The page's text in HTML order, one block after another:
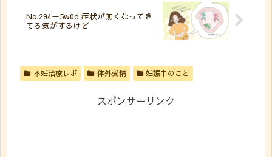
No.294ー5w0d 症状が無くなってき
てる気がするけど
不妊治療レポ 体外受精 妊娠中のこと
スポンサーリンク